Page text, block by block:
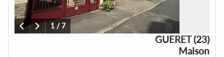
1 /7
GUERET (23)
Maison